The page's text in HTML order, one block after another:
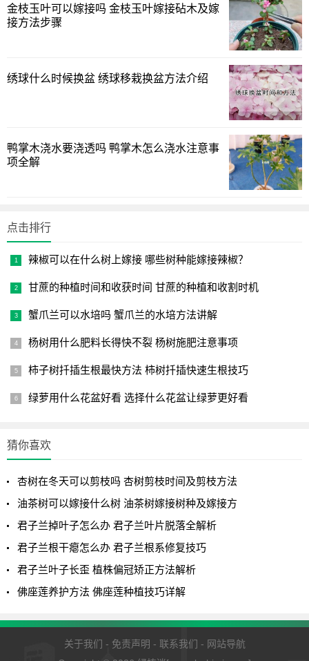
万年青系草本肉质根花卉。它既喜欢湿润又怕花盆积水，
所以浇水不能过多，
否则容易烂根。在冬季应控制浇水，周围温度太低时可以
4.温度要求
它最适宜的生长温度为20—30℃，冬季7℃以上就能安全
越冬。
5.光照要求
万年青具有较强的耐阴能力，喜欢在湿润半荫蔽，或散射
光照的环境里生长。
如果大面积露地莳养，夏季要搭棚遮荫。
上述就是万年青怎么养才能更旺盛以及万年青的养殖注意
金枝玉叶可以嫁接吗 金枝玉叶嫁接砧木及嫁
接方法步骤
绣球什么时候换盆 绣球移栽换盆方法介绍
鸭掌木浇水要浇透吗 鸭掌木怎么浇水注意事
项全解
点击排行
辣椒可以在什么树上嫁接 哪些树种能嫁接辣椒？
甘蔗的种植时间和收获时间 甘蔗的种植和收割时机
蟹爪兰可以水培吗 蟹爪兰的水培方法讲解
杨树用什么肥料长得快不裂 杨树施肥注意事项
柿子树扦插生根最快方法 柿树扦插快速生根技巧
绿萝用什么花盆好看 选择什么花盆让绿萝更好看
猜你喜欢
杏树在冬天可以剪枝吗 杏树剪枝时间及剪枝方法
油茶树可以嫁接什么树 油茶树嫁接树种及嫁接方
君子兰掉叶子怎么办 君子兰叶片脱落全解析
君子兰根干瘪怎么办 君子兰根系修复技巧
君子兰叶子长歪 植株偏冠矫正方法解析
佛座莲养护方法 佛座莲种植技巧详解
关于我们 - 免责声明 - 联系我们 - 网站导航